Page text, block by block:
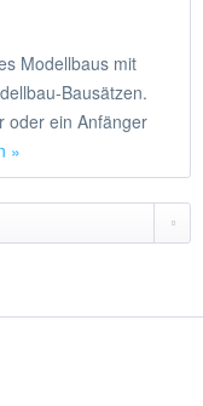
Modellbaus mit
Bausätzen.
oder ein Anfänger
»